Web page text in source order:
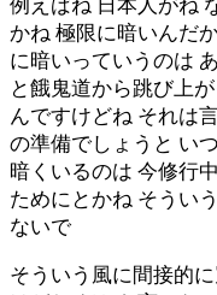
例えばね 日本人がね
かね 極限に暗いんだ
に暗いっていうのは
と餓鬼道から跳び上
んですけどね それは
の準備でしょうと い
暗くいるのは 今修行
ためにとかね そうい
ないで
そういう風に間接的